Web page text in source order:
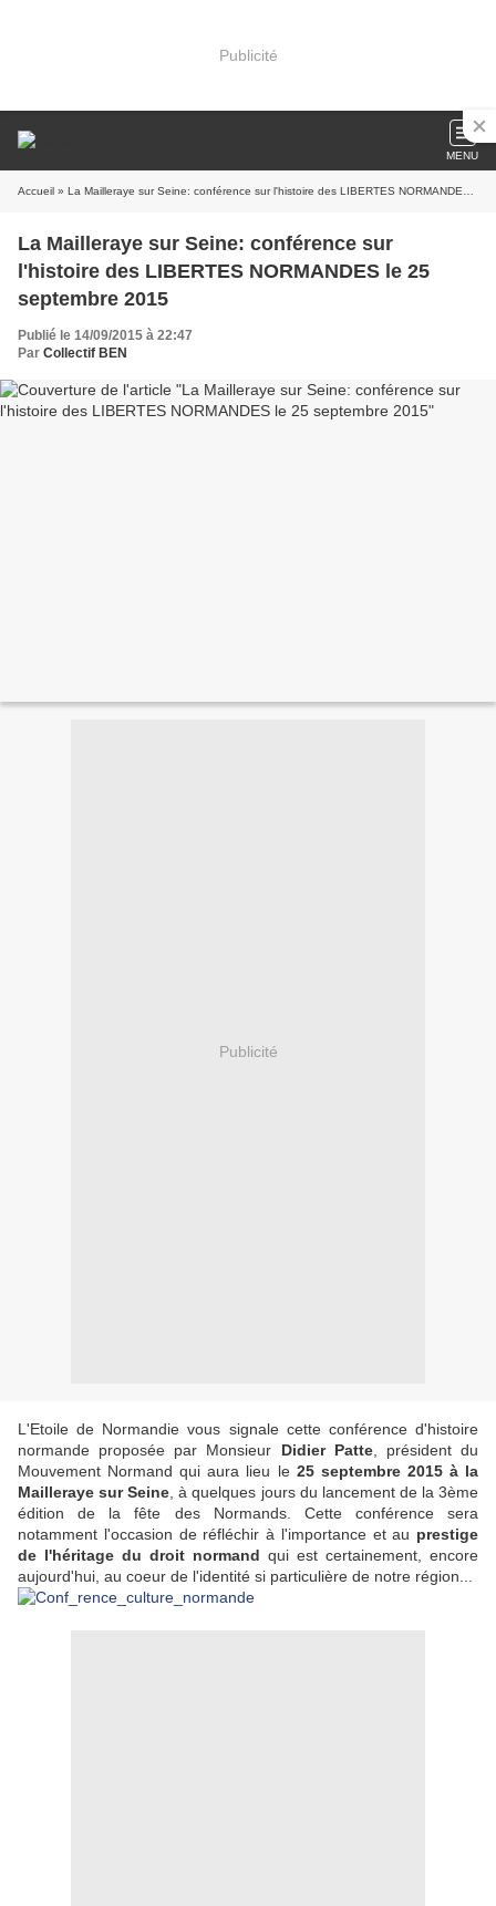
Publicité
MENU
Accueil » La Mailleraye sur Seine: conférence sur l'histoire des LIBERTES NORMANDES le 25 septembre 2015
La Mailleraye sur Seine: conférence sur
l'histoire des LIBERTES NORMANDES le 25
septembre 2015
Publié le 14/09/2015 à 22:47
Par Collectif BEN
Publicité
L'Etoile de Normandie vous signale cette conférence d'histoire
normande proposée par Monsieur Didier Patte, président du
Mouvement Normand qui aura lieu le 25 septembre 2015 à la
Mailleraye sur Seine , à quelques jours du lancement de la 3ème
édition de la fête des Normands. Cette conférence sera
notamment l'occasion de réfléchir à l'importance et au prestige
de l'héritage du droit normand qui est certainement, encore
aujourd'hui, au coeur de l'identité si particulière de notre région...